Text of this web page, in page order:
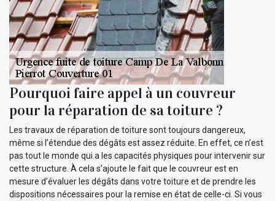
Pourquoi faire appel à un couvreur
pour la réparation de sa toiture ?
Les travaux de réparation de toiture sont toujours dangereux,
même si l’étendue des dégâts est assez réduite. En effet, ce n’est
pas tout le monde qui a les capacités physiques pour intervenir sur
cette structure. À cela s’ajoute le fait que le couvreur est en
mesure d’évaluer les dégâts dans votre toiture et de prendre les
dispositions nécessaires pour la remise en état de celle-ci. Si vous